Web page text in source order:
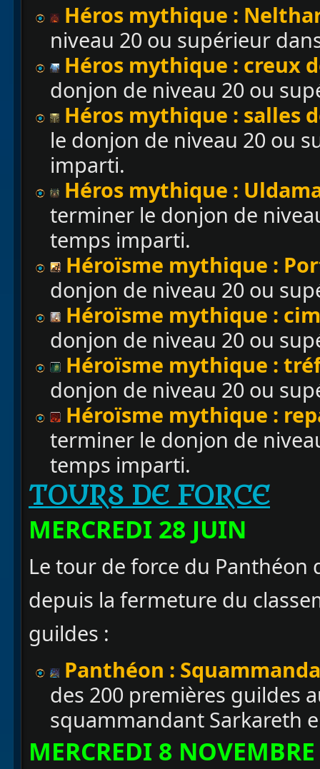
Héros mythique :
niveau 20 ou supérieur
Héros mythique : creux
donjon de niveau 20 ou
Héros mythique : salles
le donjon de niveau 20 ou
imparti.
Héros mythique :
terminer le donjon de
temps imparti.
Héroïsme mythique :
donjon de niveau 20 ou
Héroïsme mythique :
donjon de niveau 20 ou
Héroïsme mythique :
donjon de niveau 20 ou
Héroïsme mythique :
terminer le donjon de
temps imparti.
TOURS DE FORCE
MERCREDI 28 JUIN
Le tour de force du
depuis la fermeture du
guildes :
Panthéon :
des 200 premières guildes
squammandant Sarkareth
MERCREDI 8 NOVEMBRE